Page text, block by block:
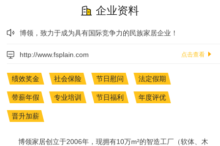
企业资料
博领，致力于成为具有国际竞争力的民族家居企业！
http://www.fsplain.com 点击查看
绩效奖金 社会保险 节日慰问 法定假期
带薪年假 专业培训 节日福利 年度评优
晋升加薪
       博领家居创立于2006年，现拥有10万m²的智造工厂（软体、木